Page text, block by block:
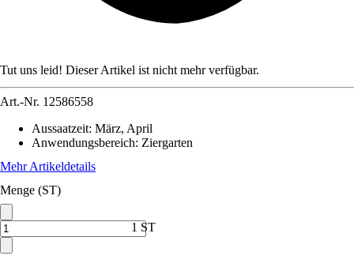
Tut uns leid! Dieser Artikel ist nicht mehr verfügbar.
Art.-Nr. 12586558
Aussaatzeit: März, April
Anwendungsbereich: Ziergarten
Mehr Artikeldetails
Menge (ST)
1 ST